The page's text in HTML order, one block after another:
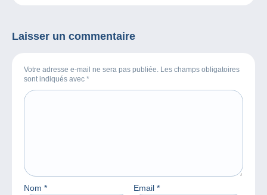
Laisser un commentaire
Votre adresse e-mail ne sera pas publiée. Les champs obligatoires
sont indiqués avec *
Nom * Email *